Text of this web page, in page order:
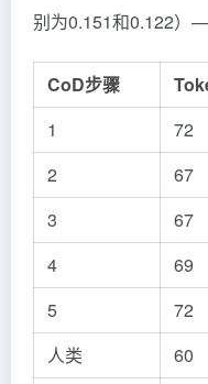
别为0.151和0.122）
CoD步骤
1
72
2
67
3
67
4
69
5
72
人类
60